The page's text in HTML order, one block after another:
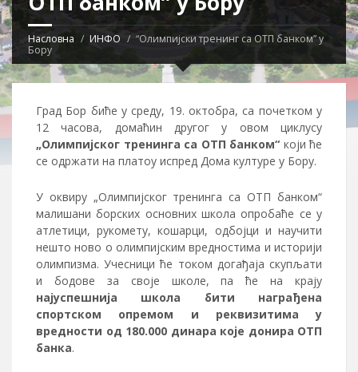
Насловна ИНФО
“Олимпијски тренинг са ОТП банком” у
Бору
Град Бор биће у среду, 19. октобра, са почетком у
12 часова, домаћин другог у овом циклусу
„Олимпијског тренинга са ОТП банком“ који ће
се одржати на платоу испред Дома културе у Бору.
У оквиру „Олимпијског тренинга са ОТП банком“
малишани борских основних школа опробаће се у
атлетици, рукомету, кошарци, одбојци и научити
нешто ново о олимпијским вредностима и историји
олимпизма. Учесници ће током догађаја скупљати
и бодове за своје школе, па ће на крају
најуспешнија школа бити награђена
спортском опремом и реквизитима у
вредности од 180.000 динара које донира ОТП
банка.